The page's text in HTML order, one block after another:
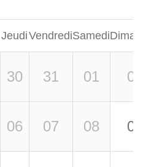
JeudiVendrediSamedi
30 31 01 02
06 07 08 09